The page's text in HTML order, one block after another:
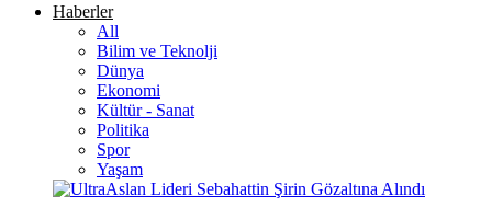
Haberler
All
Bilim ve Teknolji
Dünya
Ekonomi
Kültür - Sanat
Politika
Spor
Yaşam